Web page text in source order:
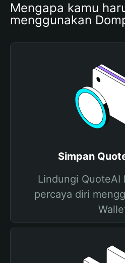
Mengapa kamu
menggunakan
Simpan
Lindungi QuoteAI
percaya diri